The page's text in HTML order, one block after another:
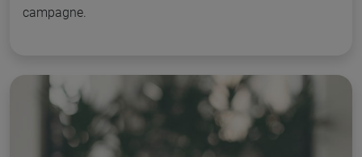
campagne.